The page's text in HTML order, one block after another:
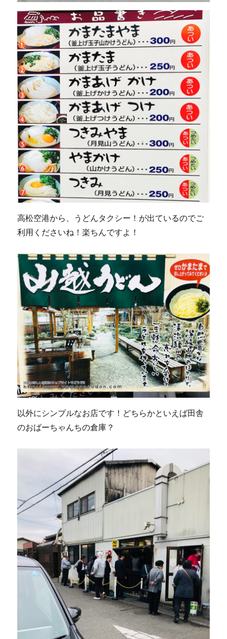
高松空港から、うどんタクシー！が出ているのでご
利用くださいね！楽ちんですよ！
以外にシンプルなお店です！どちらかといえば田舎
のおばーちゃんちの倉庫？